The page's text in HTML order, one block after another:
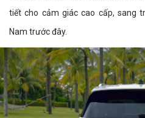
tiết cho cảm giác cao cấp, sang
Nam trước đây.